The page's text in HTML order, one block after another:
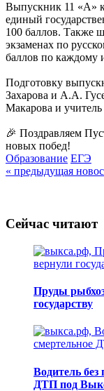
Выпускник 11 «А»
единый
100 баллов. Также
экзаменах по
баллов по каждому
Подготовку
Захарова и А.А.
Макарова и
🎉 Поздравляем
новых побед!
Образование ЕГЭ
« предыдущая
Сейчас читают
Пруды
государству
Водитель без
ДТП под